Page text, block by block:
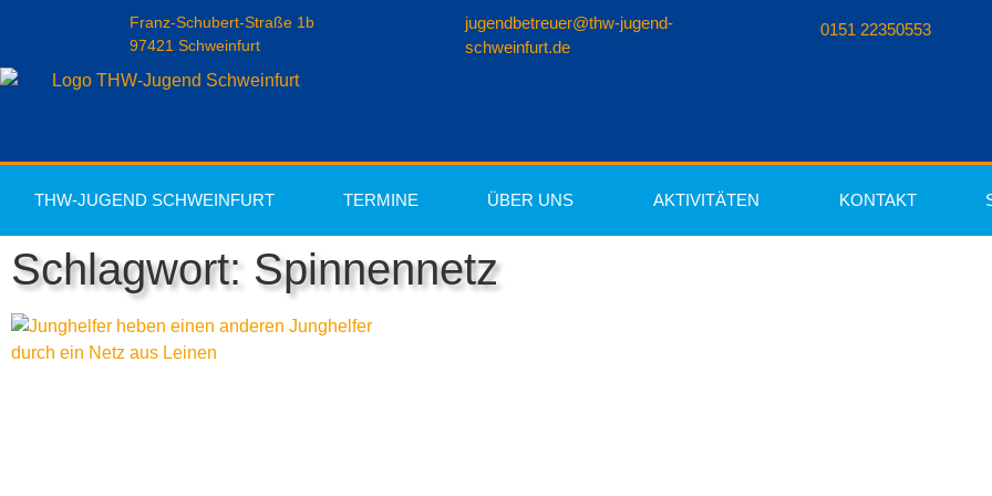
Franz-Schubert-Straße 1b
97421 Schweinfurt
jugendbetreuer@thw-jugend-
schweinfurt.de
0151 22350553
THW-JUGEND SCHWEINFURT TERMINE ÜBER UNS AKTIVITÄTEN KONTAKT
Schlagwort: Spinnennetz